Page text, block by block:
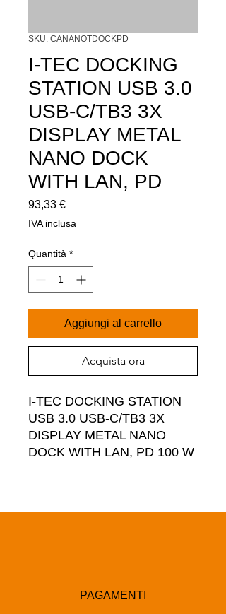
SKU: CANANOTDOCKPD
I-TEC DOCKING
STATION USB 3.0
USB-C/TB3 3X
DISPLAY METAL
NANO DOCK
WITH LAN, PD
93,33 €Prezzo
IVA inclusa
Quantità *
Aggiungi al carrello
Acquista ora
I-TEC DOCKING STATION
USB 3.0 USB-C/TB3 3X
DISPLAY METAL NANO
DOCK WITH LAN, PD 100 W
PAGAMENTI